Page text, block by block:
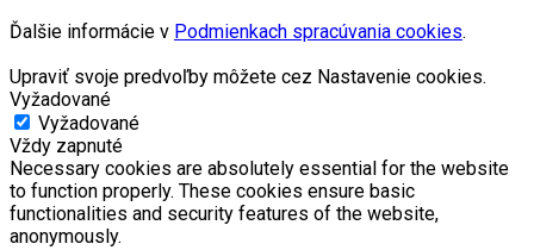
Ďalšie informácie v Podmienkach spracúvania cookies.
Upraviť svoje predvoľby môžete cez Nastavenie cookies.
Vyžadované
Vyžadované
Vždy zapnuté
Necessary cookies are absolutely essential for the website
to function properly. These cookies ensure basic
functionalities and security features of the website,
anonymously.